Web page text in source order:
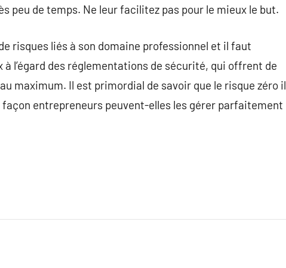
peu de temps. Ne leur facilitez pas pour le mieux le but.
risques liés à son domaine professionnel et il faut
l’égard des réglementations de sécurité, qui offrent de
maximum. Il est primordial de savoir que le risque zéro il
façon entrepreneurs peuvent-elles les gérer parfaitement